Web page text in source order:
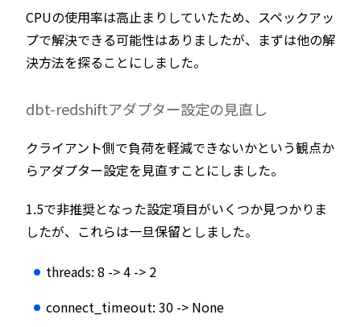
CPUの使用率は高止まりしていたため、スペックアッ
プで解決できる可能性はありましたが、まずは他の解
決方法を探ることにしました。
dbt-redshiftアダプター設定の見直し
クライアント側で負荷を軽減できないかという観点か
らアダプター設定を見直すことにしました。
1.5で非推奨となった設定項目がいくつか見つかりま
したが、これらは一旦保留としました。
threads: 8 -> 4 -> 2
connect_timeout: 30 -> None